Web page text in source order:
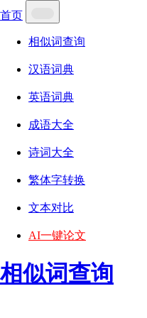
首页
相似词查询
汉语词典
英语词典
成语大全
诗词大全
繁体字转换
文本对比
AI一键论文
相似词查询